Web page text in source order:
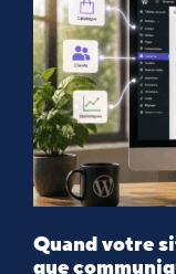
Quand votre
que